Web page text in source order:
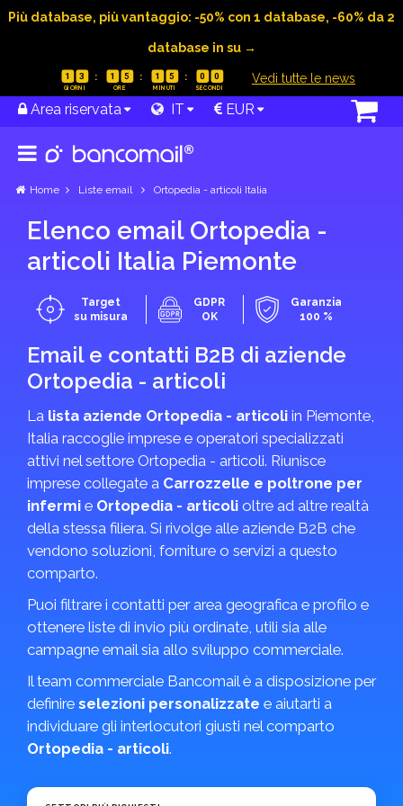
Più database, più vantaggio: -50% con 1 database, -60% da 2
database in su →
1 3 1 5 1 4 5 9 Vedi tutte le news
Area riservata IT EUR
Home Liste email Ortopedia - articoli Italia
Elenco email Ortopedia -
articoli Italia Piemonte
Target
su misura
GDPR
OK
Garanzia
100 %
Email e contatti B2B di aziende
Ortopedia - articoli
La lista aziende Ortopedia - articoli in Piemonte,
Italia raccoglie imprese e operatori specializzati
attivi nel settore Ortopedia - articoli. Riunisce
imprese collegate a Carrozzelle e poltrone per
infermi e Ortopedia - articoli oltre ad altre realtà
della stessa filiera. Si rivolge alle aziende B2B che
vendono soluzioni, forniture o servizi a questo
comparto.
Puoi filtrare i contatti per area geografica e profilo e
ottenere liste di invio più ordinate, utili sia alle
campagne email sia allo sviluppo commerciale.
Il team commerciale Bancomail è a disposizione per
definire selezioni personalizzate e aiutarti a
individuare gli interlocutori giusti nel comparto
Ortopedia - articoli.